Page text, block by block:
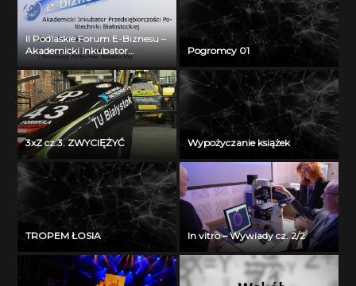
II Podlaskie Forum E-Biznesu –
Akademicki Inkubator
Przedsiębiorczości Politechniki
Białostockiej – Jerzy Muszyński
Pogromcy 01
3xZ cz.3. ZWYCIĘŻYĆ Wypożyczanie książek
TROPEM ŁOSIA In vitro – Wywiady cz. 2/2